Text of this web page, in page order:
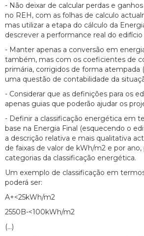
- Não deixar de calcular perdas e
no REH, com as folhas de calculo
mas utilizar a etapa do cálculo da
descrever a performance real do edifício
- Manter apenas a conversão em
também, mas com os coeficientes de
primária, corrigidos de forma atempada
uma questão de contabilidade da
- Considerar que as definições para os
apenas guias que poderão ajudar os
- Definir a classificação energética em
base na Energia Final (esquecendo o
a descrição relativa e mais qualitativa
de faixas de valor de kWh/m2 e por ano,
categorias da classificação energética.
Um exemplo de classificação em
poderá ser:
A+<25kWh/m2
2550B-<100kWh/m2
(…)